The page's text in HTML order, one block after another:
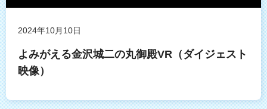
2024年10月10日
よみがえる金沢城二の丸御殿VR（ダイジェスト
映像）